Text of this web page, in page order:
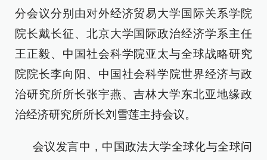
分会议分别由对外经济贸易大学国际关系学院
院长戴长征、北京大学国际政治经济学系主任
王正毅、中国社会科学院亚太与全球战略研究
院院长李向阳、中国社会科学院世界经济与政
治研究所所长张宇燕、吉林大学东北亚地缘政
治经济研究所所长刘雪莲主持会议。
会议发言中，中国政法大学全球化与全球问